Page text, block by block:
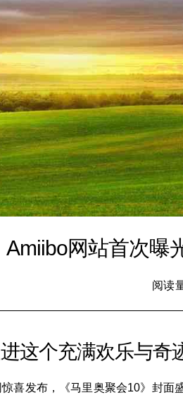
Amiibo网站首次曝
阅读
这个充满欢乐与奇
喜发布，《马里奥聚会10》封面